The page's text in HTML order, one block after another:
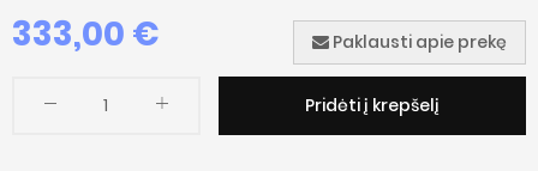
333,00 € Paklausti apie prekę
Pridėti į krepšelį